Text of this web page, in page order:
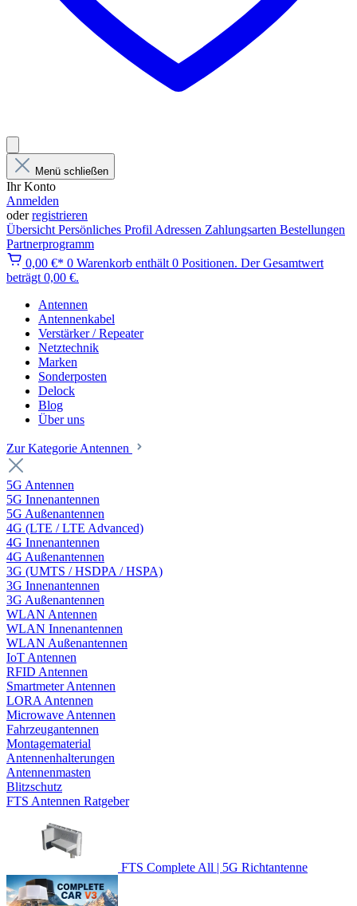
Menü schließen
Ihr Konto
Anmelden
oderregistrieren
Übersicht Persönliches Profil Adressen Zahlungsarten Bestellungen
Partnerprogramm
0,00 €* 0 Warenkorb enthält 0 Positionen. Der Gesamtwert
beträgt 0,00 €.
Antennen
Antennenkabel
Verstärker / Repeater
Netztechnik
Marken
Sonderposten
Delock
Blog
Über uns
Zur Kategorie Antennen
5G Antennen
5G Innenantennen
5G Außenantennen
4G (LTE / LTE Advanced)
4G Innenantennen
4G Außenantennen
3G (UMTS / HSDPA / HSPA)
3G Innenantennen
3G Außenantennen
WLAN Antennen
WLAN Innenantennen
WLAN Außenantennen
IoT Antennen
RFID Antennen
Smartmeter Antennen
LORA Antennen
Microwave Antennen
Fahrzeugantennen
Montagematerial
Antennenhalterungen
Antennenmasten
Blitzschutz
FTS Antennen Ratgeber
FTS Complete All | 5G Richtantenne